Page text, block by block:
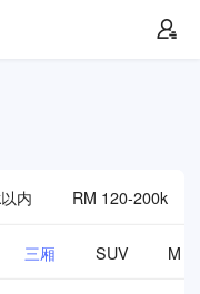
内 RM 120-200k
三厢 SUV